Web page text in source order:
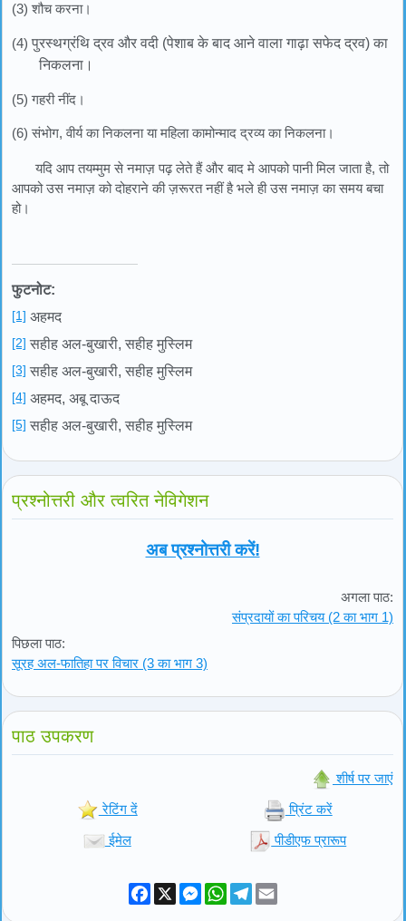
(3) शौच करना।
(4) पुरस्थग्रंथि द्रव और वदी (पेशाब के बाद आने वाला गाढ़ा सफेद द्रव) का
निकलना।
(5) गहरी नींद।
(6) संभोग, वीर्य का निकलना या महिला कामोन्माद द्रव्य का निकलना।
यदि आप तयम्मुम से नमाज़ पढ़ लेते हैं और बाद मे आपको पानी मिल जाता है, तो
आपको उस नमाज़ को दोहराने की ज़रूरत नहीं है भले ही उस नमाज़ का समय बचा
हो।
फुटनोट:
[1] अहमद
[2] सहीह अल-बुखारी, सहीह मुस्लिम
[3] सहीह अल-बुखारी, सहीह मुस्लिम
[4] अहमद, अबू दाऊद
[5] सहीह अल-बुखारी, सहीह मुस्लिम
प्रश्नोत्तरी और त्वरित नेविगेशन
अब प्रश्नोत्तरी करें!
पिछला पाठ:
सूरह अल-फातिहा पर विचार (3 का भाग 3)
अगला पाठ:
संप्रदायों का परिचय (2 का भाग 1)
पाठ उपकरण
शीर्ष पर जाएं
रेटिंग दें प्रिंट करें
ईमेल पीडीएफ प्रारूप
Facebook
X Messenger
WhatsApp
Telegram